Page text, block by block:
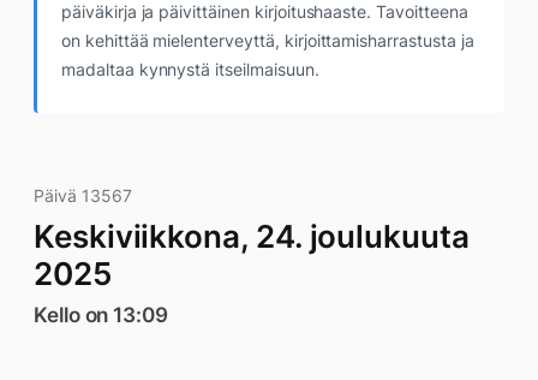
päiväkirja ja päivittäinen kirjoitushaaste. Tavoitteena
on kehittää mielenterveyttä, kirjoittamisharrastusta ja
madaltaa kynnystä itseilmaisuun.
Päivä 13567
Keskiviikkona, 24. joulukuuta
2025
Kello on 13:09